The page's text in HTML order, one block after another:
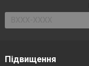
Підвищення